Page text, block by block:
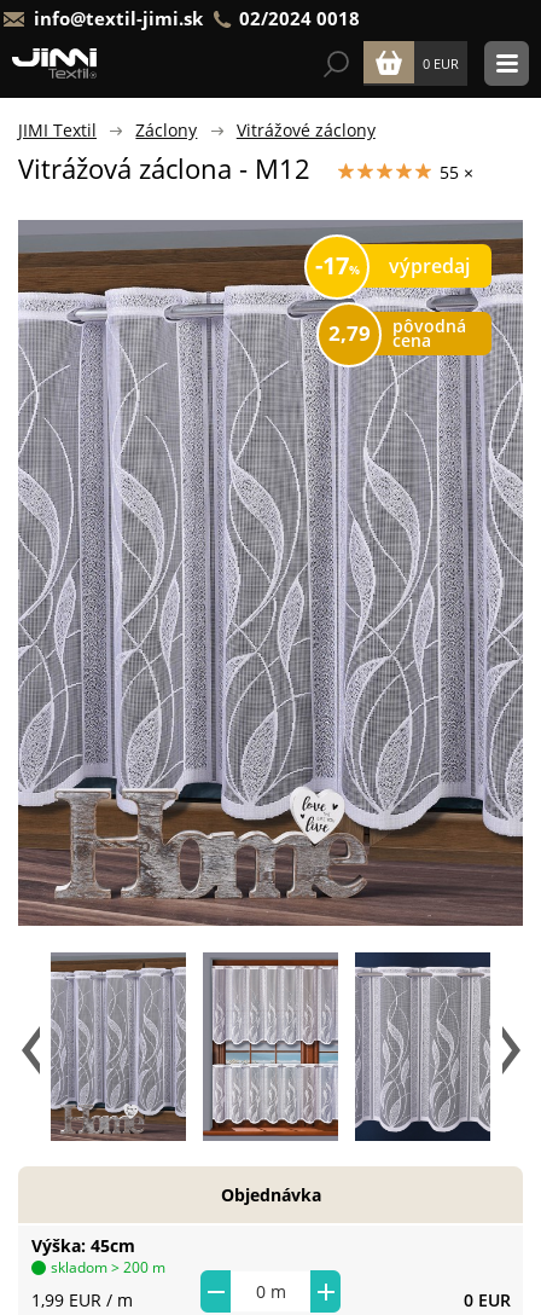
info@textil-jimi.sk 02/2024 0018
0 EUR
JIMI Textil Záclony Vitrážové záclony
Vitrážová záclona - M12 55 ×
výpredaj
17
pôvodná
cena
2,79
Výška 45cm
1,99 EUR / m 0 EUR
skladom > 200 m
Objednávka